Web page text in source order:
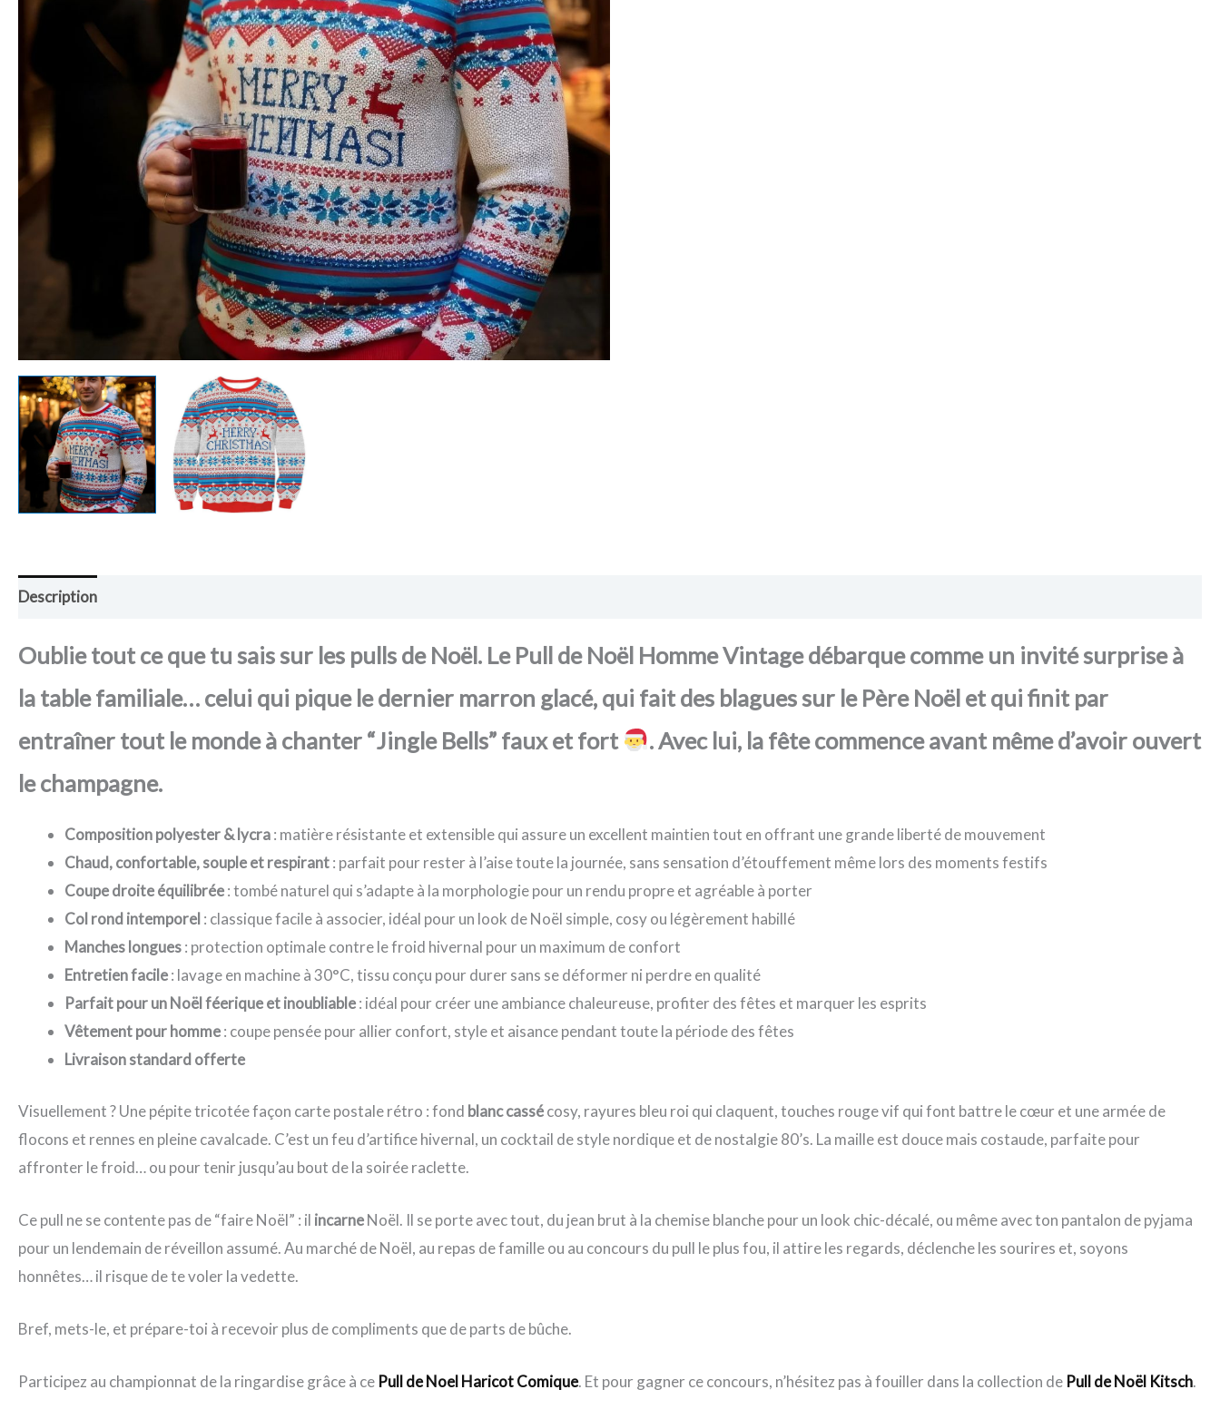
Description
Oublie tout ce que tu sais sur les pulls de Noël. Le Pull de Noël Homme Vintage débarque comme un invité surprise à
la table familiale… celui qui pique le dernier marron glacé, qui fait des blagues sur le Père Noël et qui finit par
entraîner tout le monde à chanter “Jingle Bells” faux et fort
. Avec lui, la fête commence avant même d’avoir ouvert
le champagne.
Composition polyester & lycra: matière résistante et extensible qui assure un excellent maintien tout en offrant une grande liberté de mouvement
Chaud, confortable, souple et respirant: parfait pour rester à l’aise toute la journée, sans sensation d’étouffement même lors des moments festifs
Coupe droite équilibrée: tombé naturel qui s’adapte à la morphologie pour un rendu propre et agréable à porter
Col rond intemporel : classique facile à associer, idéal pour un look de Noël simple, cosy ou légèrement habillé
Manches longues: protection optimale contre le froid hivernal pour un maximum de confort
Entretien facile: lavage en machine à 30°C, tissu conçu pour durer sans se déformer ni perdre en qualité
Parfait pour un Noël féerique et inoubliable: idéal pour créer une ambiance chaleureuse, profiter des fêtes et marquer les esprits
Vêtement pour homme: coupe pensée pour allier confort, style et aisance pendant toute la période des fêtes
Livraison standard offerte
Visuellement ? Une pépite tricotée façon carte postale rétro : fond blanc cassécosy, rayures bleu roi qui claquent, touches rouge vif qui font battre le cœur et une armée de
flocons et rennes en pleine cavalcade. C’est un feu d’artifice hivernal, un cocktail de style nordique et de nostalgie 80’s. La maille est douce mais costaude, parfaite pour
affronter le froid… ou pour tenir jusqu’au bout de la soirée raclette.
Ce pull ne se contente pas de “faire Noël” : il incarneNoël. Il se porte avec tout, du jean brut à la chemise blanche pour un look chic-décalé, ou même avec ton pantalon de pyjama
pour un lendemain de réveillon assumé. Au marché de Noël, au repas de famille ou au concours du pull le plus fou, il attire les regards, déclenche les sourires et, soyons
honnêtes… il risque de te voler la vedette.
Bref, mets-le, et prépare-toi à recevoir plus de compliments que de parts de bûche.
Participez au championnat de la ringardise grâce à ce Pull de Noel Haricot Comique. Et pour gagner ce concours, n’hésitez pas à fouiller dans la collection de Pull de Noël Kitsch.